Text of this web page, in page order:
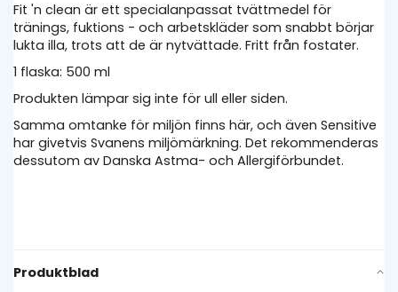
Produktblad
Fit 'n clean är ett specialanpassat tvättmedel för
tränings, fuktions - och arbetskläder som snabbt börjar
lukta illa, trots att de är nytvättade. Fritt från fostater.
1 flaska: 500 ml
Produkten lämpar sig inte för ull eller siden.
Samma omtanke för miljön finns här, och även Sensitive
har givetvis Svanens miljömärkning. Det rekommenderas
dessutom av Danska Astma- och Allergiförbundet.